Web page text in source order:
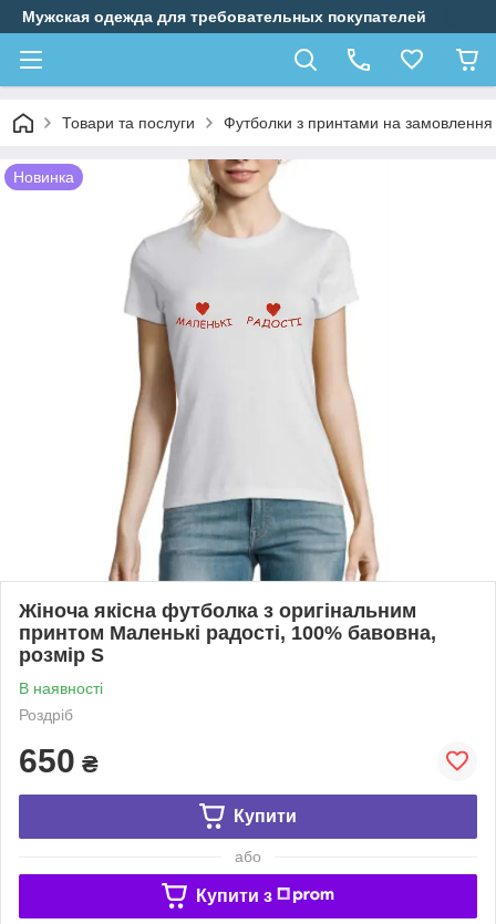
Мужская одежда для требовательных покупателей
Товари та послуги Футболки з принтами на замовлення
Новинка
Жіноча якісна футболка з оригінальним
принтом Маленькі радості, 100% бавовна,
розмір S
В наявності
Роздріб
650 ₴
Купити
або
Купити з